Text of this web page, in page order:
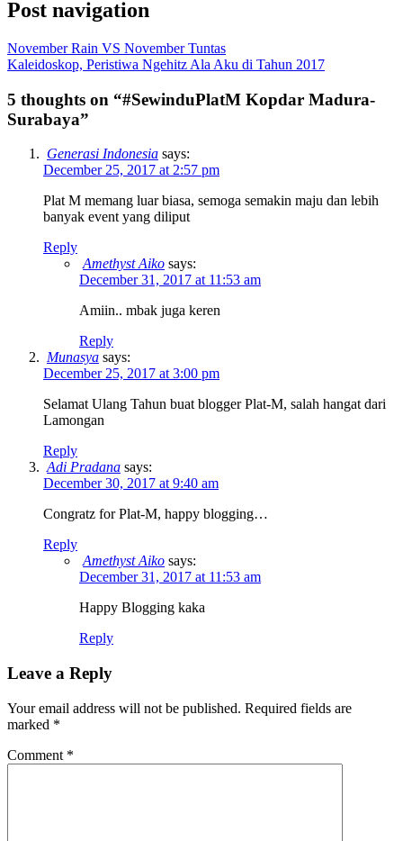
Post navigation
November Rain VS November Tuntas
Kaleidoskop, Peristiwa Ngehitz Ala Aku di Tahun 2017
5 thoughts on “#SewinduPlatM Kopdar Madura-
Surabaya”
Generasi Indonesia says:
December 25, 2017 at 2:57 pm
Plat M memang luar biasa, semoga semakin maju dan lebih
banyak event yang diliput
Reply
Amethyst Aiko says:
December 31, 2017 at 11:53 am
Amiin.. mbak juga keren
Reply
Munasya says:
December 25, 2017 at 3:00 pm
Selamat Ulang Tahun buat blogger Plat-M, salah hangat dari
Lamongan
Reply
Adi Pradana says:
December 30, 2017 at 9:40 am
Congratz for Plat-M, happy blogging…
Reply
Amethyst Aiko says:
December 31, 2017 at 11:53 am
Happy Blogging kaka
Reply
Leave a Reply
Your email address will not be published. Required fields are
marked *
Comment *